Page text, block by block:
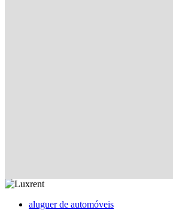
aluguer de automóveis